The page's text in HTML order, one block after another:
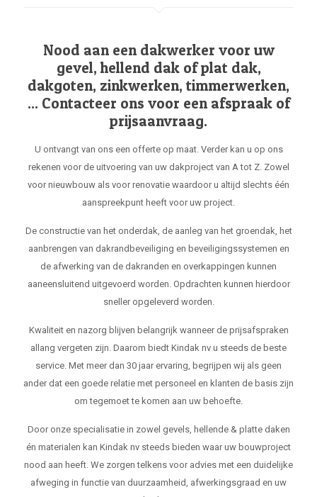
Nood aan een dakwerker voor uw
gevel, hellend dak of plat dak,
dakgoten, zinkwerken, timmerwerken,
... Contacteer ons voor een afspraak of
prijsaanvraag.
U ontvangt van ons een offerte op maat. Verder kan u op ons
rekenen voor de uitvoering van uw dakproject van A tot Z. Zowel
voor nieuwbouw als voor renovatie waardoor u altijd slechts één
aanspreekpunt heeft voor uw project.
De constructie van het onderdak, de aanleg van het groendak, het
aanbrengen van dakrandbeveiliging en beveiligingssystemen en
de afwerking van de dakranden en overkappingen kunnen
aaneensluitend uitgevoerd worden. Opdrachten kunnen hierdoor
sneller opgeleverd worden.
Kwaliteit en nazorg blijven belangrijk wanneer de prijsafspraken
allang vergeten zijn. Daarom biedt Kindak nv u steeds de beste
service. Met meer dan 30 jaar ervaring, begrijpen wij als geen
ander dat een goede relatie met personeel en klanten de basis zijn
om tegemoet te komen aan uw behoefte.
Door onze specialisatie in zowel gevels, hellende & platte daken
én materialen kan Kindak nv steeds bieden waar uw bouwproject
nood aan heeft. We zorgen telkens voor advies met een duidelijke
afweging in functie van duurzaamheid, afwerkingsgraad en uw